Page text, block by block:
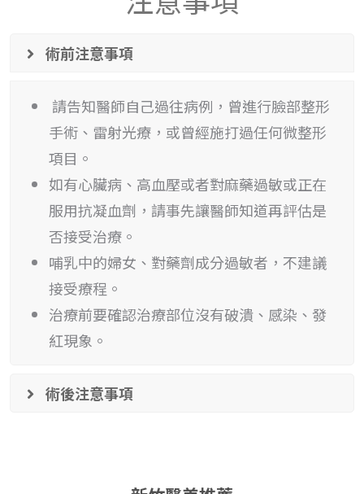
術前注意事項
請告知醫師自己過往病例，曾進行臉部整形
手術、雷射光療，或曾經施打過任何微整形
項目。
如有心臟病、高血壓或者對麻藥過敏或正在
服用抗凝血劑，請事先讓醫師知道再評估是
否接受治療。
哺乳中的婦女、對藥劑成分過敏者，不建議
接受療程。
治療前要確認治療部位沒有破潰、感染、發
紅現象。
術後注意事項